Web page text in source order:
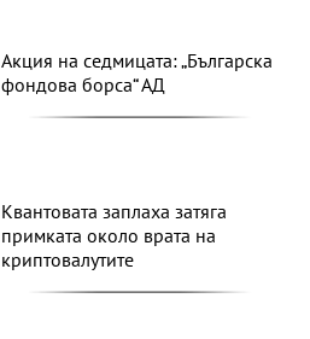
Акция на седмицата: „Българска
фондова борса“ АД
Квантовата заплаха затяга
примката около врата на
криптовалутите